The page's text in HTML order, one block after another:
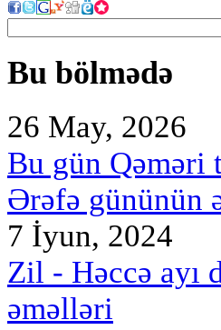
Bu bölmədə
26 May, 2026
Bu gün
Ərəfə gününün
7 İyun, 2024
Zil - Həccə ayı
əməlləri